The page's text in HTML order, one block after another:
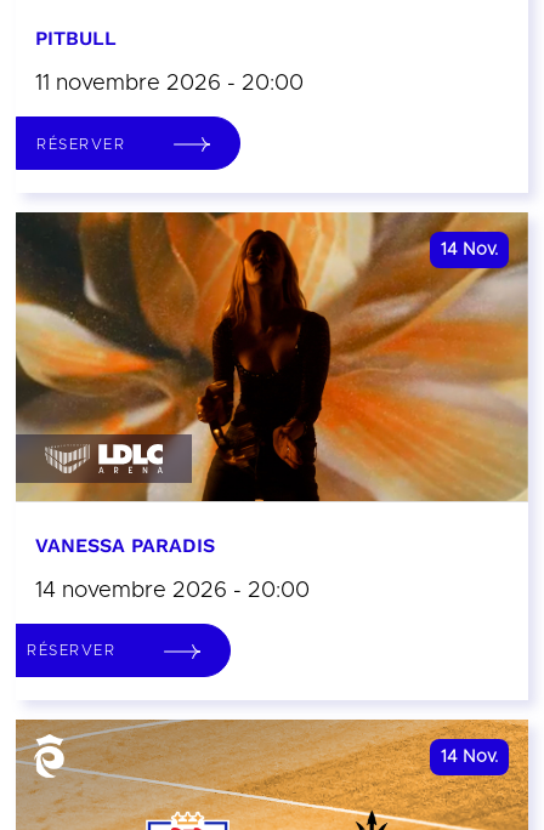
PITBULL
11 novembre 2026 - 20:00
RÉSERVER
14 Nov.
VANESSA PARADIS
14 novembre 2026 - 20:00
RÉSERVER
14 Nov.